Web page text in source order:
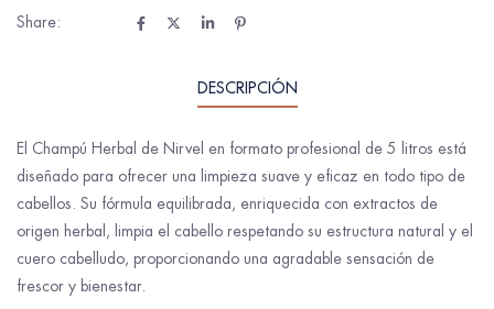
Share:
DESCRIPCIÓN
El Champú Herbal de Nirvel en formato profesional de 5 litros está
diseñado para ofrecer una limpieza suave y eficaz en todo tipo de
cabellos. Su fórmula equilibrada, enriquecida con extractos de
origen herbal, limpia el cabello respetando su estructura natural y el
cuero cabelludo, proporcionando una agradable sensación de
frescor y bienestar.